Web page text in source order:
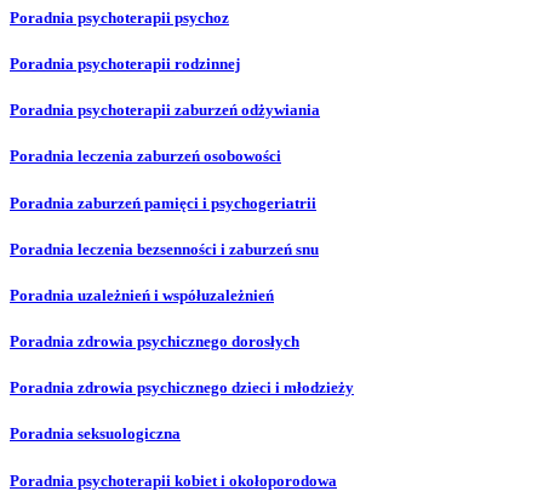
Poradnia psychoterapii psychoz
Poradnia psychoterapii rodzinnej
Poradnia psychoterapii zaburzeń odżywiania
Poradnia leczenia zaburzeń osobowości
Poradnia zaburzeń pamięci i psychogeriatrii
Poradnia leczenia bezsenności i zaburzeń snu
Poradnia uzależnień i współuzależnień
Poradnia zdrowia psychicznego dorosłych
Poradnia zdrowia psychicznego dzieci i młodzieży
Poradnia seksuologiczna
Poradnia psychoterapii kobiet i okołoporodowa